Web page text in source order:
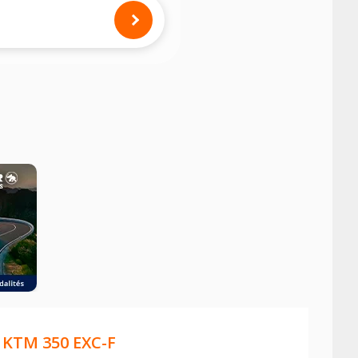
des pneus montés sur votre
KTM 350 EXC-F